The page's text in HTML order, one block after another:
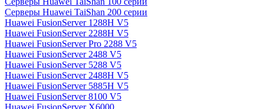
Серверы Huawei TaiShan 200 серии
Huawei FusionServer 1288H V5
Huawei FusionServer 2288H V5
Huawei FusionServer Pro 2288 V5
Huawei FusionServer 2488 V5
Huawei FusionServer 5288 V5
Huawei FusionServer 2488H V5
Huawei FusionServer 5885H V5
Huawei FusionServer 8100 V5
Huawei FusionServer X6000